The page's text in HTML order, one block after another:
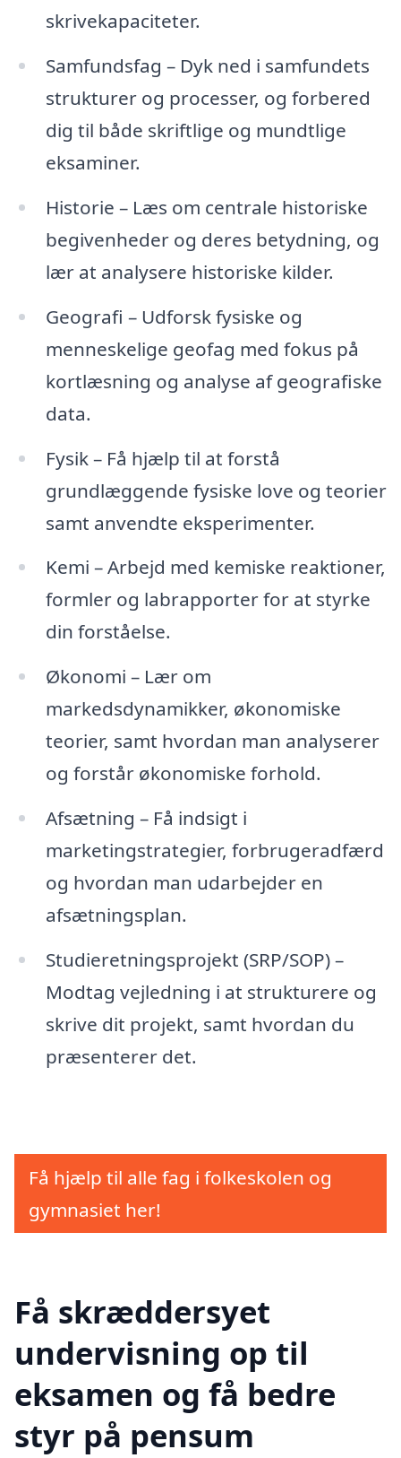
skrivekapaciteter.
Samfundsfag – Dyk ned i samfundets
strukturer og processer, og forbered
dig til både skriftlige og mundtlige
eksaminer.
Historie – Læs om centrale historiske
begivenheder og deres betydning, og
lær at analysere historiske kilder.
Geografi – Udforsk fysiske og
menneskelige geofag med fokus på
kortlæsning og analyse af geografiske
data.
Fysik – Få hjælp til at forstå
grundlæggende fysiske love og teorier
samt anvendte eksperimenter.
Kemi – Arbejd med kemiske reaktioner,
formler og labrapporter for at styrke
din forståelse.
Økonomi – Lær om
markedsdynamikker, økonomiske
teorier, samt hvordan man analyserer
og forstår økonomiske forhold.
Afsætning – Få indsigt i
marketingstrategier, forbrugeradfærd
og hvordan man udarbejder en
afsætningsplan.
Studieretningsprojekt (SRP/SOP) –
Modtag vejledning i at strukturere og
skrive dit projekt, samt hvordan du
præsenterer det.
Få hjælp til alle fag i folkeskolen og
gymnasiet her!
Få skræddersyet
undervisning op til
eksamen og få bedre
styr på pensum